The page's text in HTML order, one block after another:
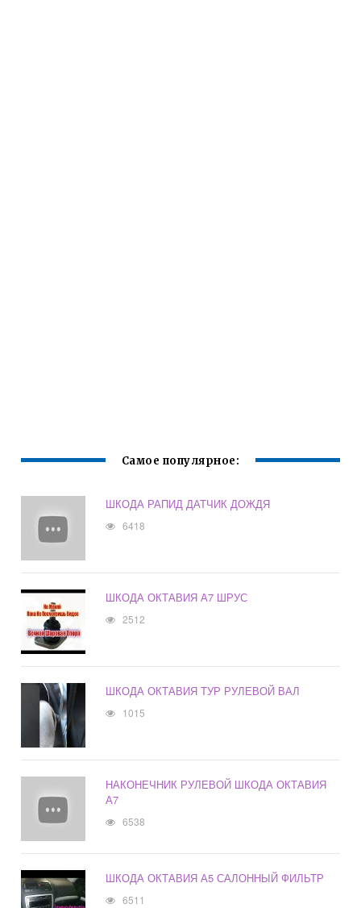
Самое популярное:
ШКОДА РАПИД ДАТЧИК ДОЖДЯ
6418
ШКОДА ОКТАВИЯ А7 ШРУС
2512
ШКОДА ОКТАВИЯ ТУР РУЛЕВОЙ ВАЛ
1015
НАКОНЕЧНИК РУЛЕВОЙ ШКОДА ОКТАВИЯ
А7
6538
ШКОДА ОКТАВИЯ А5 САЛОННЫЙ ФИЛЬТР
6511